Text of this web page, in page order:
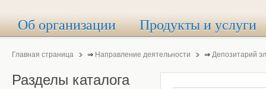
Об организации Продукты и услуги
Главная страница ⇒ Направление деятельности ⇒ Депозитарий
Разделы каталога